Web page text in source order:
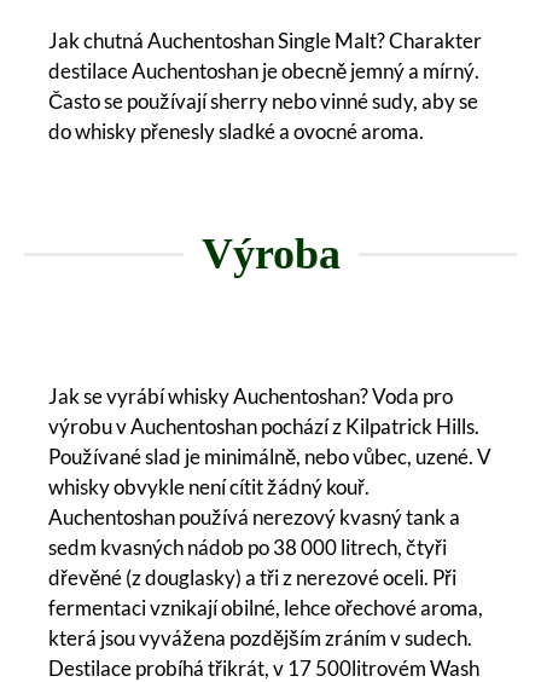
Jak chutná Auchentoshan Single Malt? Charakter
destilace Auchentoshan je obecně jemný a mírný.
Často se používají sherry nebo vinné sudy, aby se
do whisky přenesly sladké a ovocné aroma.
Výroba
Jak se vyrábí whisky Auchentoshan? Voda pro
výrobu v Auchentoshan pochází z Kilpatrick Hills.
Používané slad je minimálně, nebo vůbec, uzené. V
whisky obvykle není cítit žádný kouř.
Auchentoshan používá nerezový kvasný tank a
sedm kvasných nádob po 38 000 litrech, čtyři
dřevěné (z douglasky) a tři z nerezové oceli. Při
fermentaci vznikají obilné, lehce ořechové aroma,
která jsou vyvážena pozdějším zráním v sudech.
Destilace probíhá třikrát, v 17 500litrovém Wash